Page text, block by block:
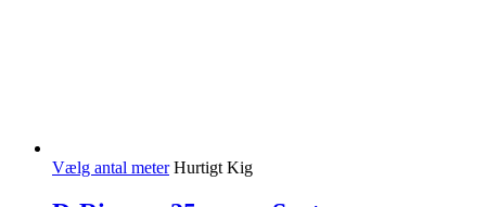
Vælg antal meter Hurtigt Kig